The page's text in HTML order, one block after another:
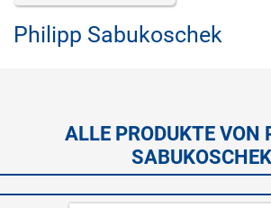
Philipp Sabukoschek
ALLE PRODUKTE VON
SABUKOSCHEK